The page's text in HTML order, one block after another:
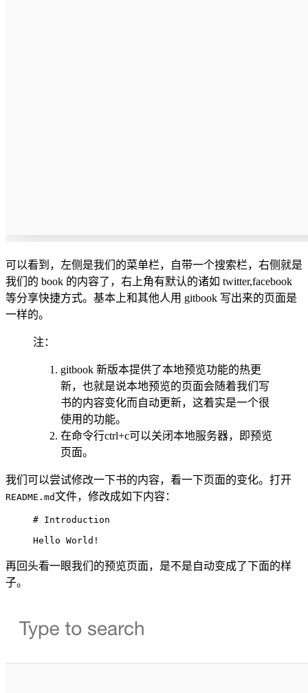
可以看到，左侧是我们的菜单栏，自带一个搜索栏，右侧就是
我们的 book 的内容了，右上角有默认的诸如 twitter,facebook
等分享快捷方式。基本上和其他人用 gitbook 写出来的页面是
一样的。
注：
gitbook 新版本提供了本地预览功能的热更
新，也就是说本地预览的页面会随着我们写
书的内容变化而自动更新，这着实是一个很
使用的功能。
在命令行ctrl+c可以关闭本地服务器，即预览
页面。
我们可以尝试修改一下书的内容，看一下页面的变化。打开
README.md文件，修改成如下内容：
# Introduction
Hello World!
再回头看一眼我们的预览页面，是不是自动变成了下面的样
子。